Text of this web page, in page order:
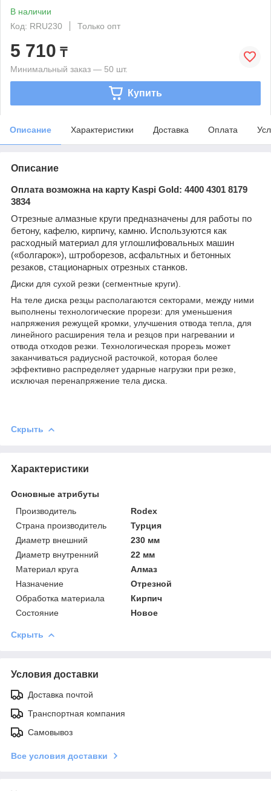
В наличии
Код: RRU230
Только опт
5 710 ₸
Минимальный заказ — 50 шт.
Купить
Описание Характеристики Доставка Оплата
Описание
Оплата возможна на карту Kaspi Gold: 4400 4301 8179
3834
Отрезные алмазные круги предназначены для работы по
бетону, кафелю, кирпичу, камню. Используются как
расходный материал для углошлифовальных машин
(«болгарок»), штроборезов, асфальтных и бетонных
резаков, стационарных отрезных станков.
Диски для сухой резки (сегментные круги).
На теле диска резцы располагаются секторами, между ними
выполнены технологические прорези: для уменьшения
напряжения режущей кромки, улучшения отвода тепла, для
линейного расширения тела и резцов при нагревании и
отвода отходов резки. Технологическая прорезь может
заканчиваться радиусной расточкой, которая более
эффективно распределяет ударные нагрузки при резке,
исключая перенапряжение тела диска.
Скрыть
Характеристики
Основные атрибуты
Производитель
Rodex
Страна производитель
Турция
Диаметр внешний
230 мм
Диаметр внутренний
22 мм
Материал круга
Алмаз
Назначение
Отрезной
Обработка материала
Кирпич
Состояние
Новое
Скрыть
Условия доставки
Доставка почтой
Транспортная компания
Самовывоз
Все условия доставки